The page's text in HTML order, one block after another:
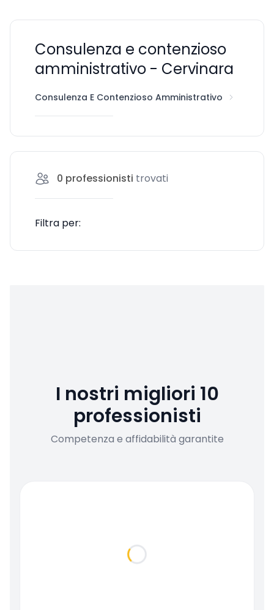
Consulenza e contenzioso
amministrativo - Cervinara
Consulenza E Contenzioso Amministrativo
0 professionisti trovati
Filtra per:
I nostri migliori 10
professionisti
Competenza e affidabilità garantite
Loading...